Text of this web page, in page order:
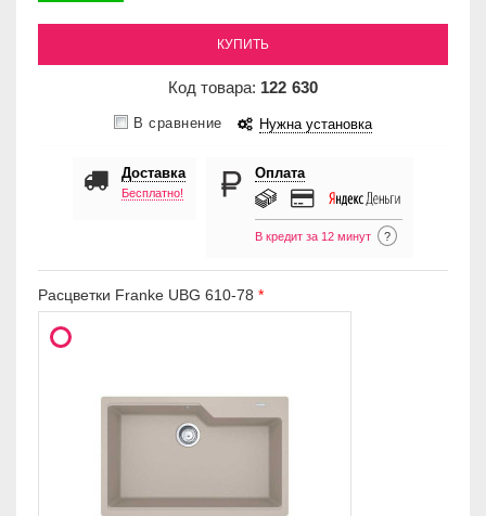
КУПИТЬ
Код товара: 122 630
В сравнение Нужна установка
Доставка
Бесплатно!
Оплата
В кредит за 12 минут ?
Расцветки Franke UBG 610-78